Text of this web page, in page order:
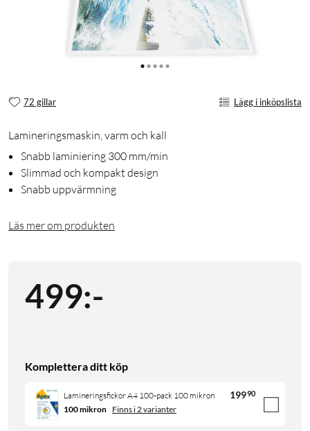
72 gillar Lägg i inköpslista
Lamineringsmaskin, varm och kall
Snabb laminiering 300 mm/min
Slimmad och kompakt design
Snabb uppvärmning
Läs mer om produkten
499:-
Komplettera ditt köp
Lamineringsfickor A4 100-pack 100 mikron 19990
100 mikron Finns i 2 varianter